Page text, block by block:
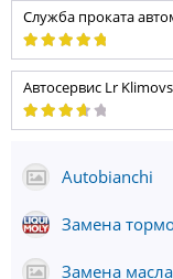
Служба проката
Автосервис Lr
Autobianchi
Замена
Замена